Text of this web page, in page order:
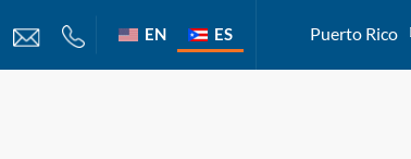
EN ES Puerto Rico